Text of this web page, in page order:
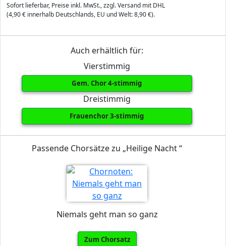
Sofort lieferbar, Preise inkl. MwSt., zzgl. Versand mit DHL
(4,90 € innerhalb Deutschlands, EU und Welt: 8,90 €).
Auch erhältlich für:
Vierstimmig
Gem. Chor 4-stimmig
Dreistimmig
Frauenchor 3-stimmig
Passende Chorsätze zu „Heilige Nacht “
Niemals geht man so ganz
Zum Chorsatz